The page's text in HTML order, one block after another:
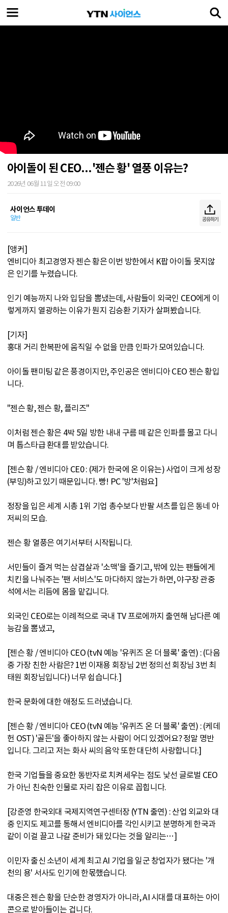
아이돌이 된 CEO...'젠슨 황' 열풍 이유는?
2026년 06월 11일 오전 09:00
사이언스 투데이
일반 공유하기
[앵커]
엔비디아 최고경영자 젠슨 황은 이번 방한에서 K팝 아이돌 못지않
은 인기를 누렸습니다.
인기 예능까지 나와 입담을 뽐냈는데, 사람들이 외국인 CEO에게 이
렇게까지 열광하는 이유가 뭔지 김승환 기자가 살펴봤습니다.
[기자]
홍대 거리 한복판에 움직일 수 없을 만큼 인파가 모여있습니다.
아이돌 팬미팅 같은 풍경이지만, 주인공은 엔비디아 CEO 젠슨 황입
니다.
"젠슨 황, 젠슨 황, 플리즈"
이처럼 젠슨 황은 4박 5일 방한 내내 구름 떼 같은 인파를 몰고 다니
며 톱스타급 환대를 받았습니다.
[젠슨 황 / 엔비디아 CE0 : (제가 한국에 온 이유는) 사업이 크게 성장
(부밍)하고 있기 때문입니다. 빵! PC '방'처럼요]
정장을 입은 세계 시총 1위 기업 총수보다 반팔 셔츠를 입은 동네 아
저씨의 모습.
젠슨 황 열풍은 여기서부터 시작됩니다.
서민들이 즐겨 먹는 삼겹살과 '소맥'을 즐기고, 밖에 있는 팬들에게
치킨을 나눠주는 '팬 서비스'도 마다하지 않는가 하면, 야구장 관중
석에서는 리듬에 몸을 맡깁니다.
외국인 CEO로는 이례적으로 국내 TV 프로에까지 출연해 남다른 예
능감을 뽐냈고,
[젠슨 황 / 엔비디아 CEO (tvN 예능 '유퀴즈 온 더 블록' 출연) : (다음
중 가장 친한 사람은? 1번 이재용 회장님 2번 정의선 회장님 3번 최
태원 회장님입니다) 너무 쉽습니다.]
한국 문화에 대한 애정도 드러냈습니다.
[젠슨 황 / 엔비디아 CEO (tvN 예능 '유퀴즈 온 더 블록' 출연) : (케데
헌 OST) '골든'을 좋아하지 않는 사람이 어디 있겠어요? 정말 명반
입니다. 그리고 저는 화사 씨의 음악 또한 대단히 사랑합니다.]
한국 기업들을 중요한 동반자로 치켜세우는 점도 낯선 글로벌 CEO
가 아닌 친숙한 인물로 자리 잡은 이유로 꼽힙니다.
[강준영 한국외대 국제지역연구센터장 (YTN 출연) : 산업 외교와 대
중 인지도 제고를 통해서 엔비디아를 각인시키고 분명하게 한국과
같이 이걸 끌고 나갈 준비가 돼 있다는 것을 알리는…]
이민자 출신 소년이 세계 최고 AI 기업을 일군 창업자가 됐다는 '개
천의 용' 서사도 인기에 한몫했습니다.
대중은 젠슨 황을 단순한 경영자가 아니라, AI 시대를 대표하는 아이
콘으로 받아들이는 겁니다.